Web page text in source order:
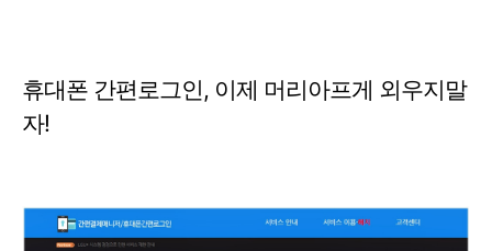
휴대폰 간편로그인, 이제 머리아프게 외우지말
자!